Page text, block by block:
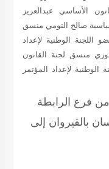
الأساسي عبدالعزيز
صالح التومي منسق
الوطنية لإعداد
منسق لجنة القانون
لإعداد المؤتمر
من فرع الرابطة
بالقيروان إلى